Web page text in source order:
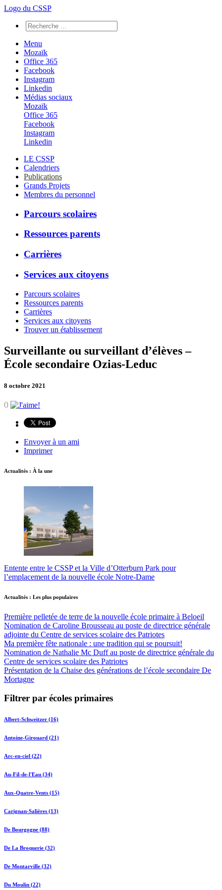
Logo du CSSP
Menu
Mozaïk
Office 365
Facebook
Instagram
Linkedin
Médias sociaux
Mozaïk
Office 365
Facebook
Instagram
Linkedin
LE CSSP
Calendriers
Publications
Grands Projets
Membres du personnel
Parcours scolaires
Ressources parents
Carrières
Services aux citoyens
Parcours scolaires
Ressources parents
Carrières
Services aux citoyens
Trouver un établissement
Surveillante ou surveillant d’élèves –
École secondaire Ozias-Leduc
8 octobre 2021
0
Envoyer à un ami
Imprimer
Actualités : À la une
Entente entre le CSSP et la Ville d’Otterburn Park pour
l’emplacement de la nouvelle école Notre-Dame
Actualités : Les plus populaires
Première pelletée de terre de la nouvelle école primaire à Beloeil
Nomination de Caroline Brousseau au poste de directrice générale
adjointe du Centre de services scolaire des Patriotes
Ma première fête nationale : une tradition qui se poursuit!
Nomination de Nathalie Mc Duff au poste de directrice générale du
Centre de services scolaire des Patriotes
Présentation de la Chaise des générations de l’école secondaire De
Mortagne
Filtrer par écoles primaires
Albert-Schweitzer (16)
Antoine-Girouard (21)
Arc-en-ciel (22)
Au-Fil-de-l'Eau (34)
Aux-Quatre-Vents (15)
Carignan-Salières (13)
De Bourgogne (88)
De La Broquerie (32)
De Montarville (32)
Du Moulin (22)